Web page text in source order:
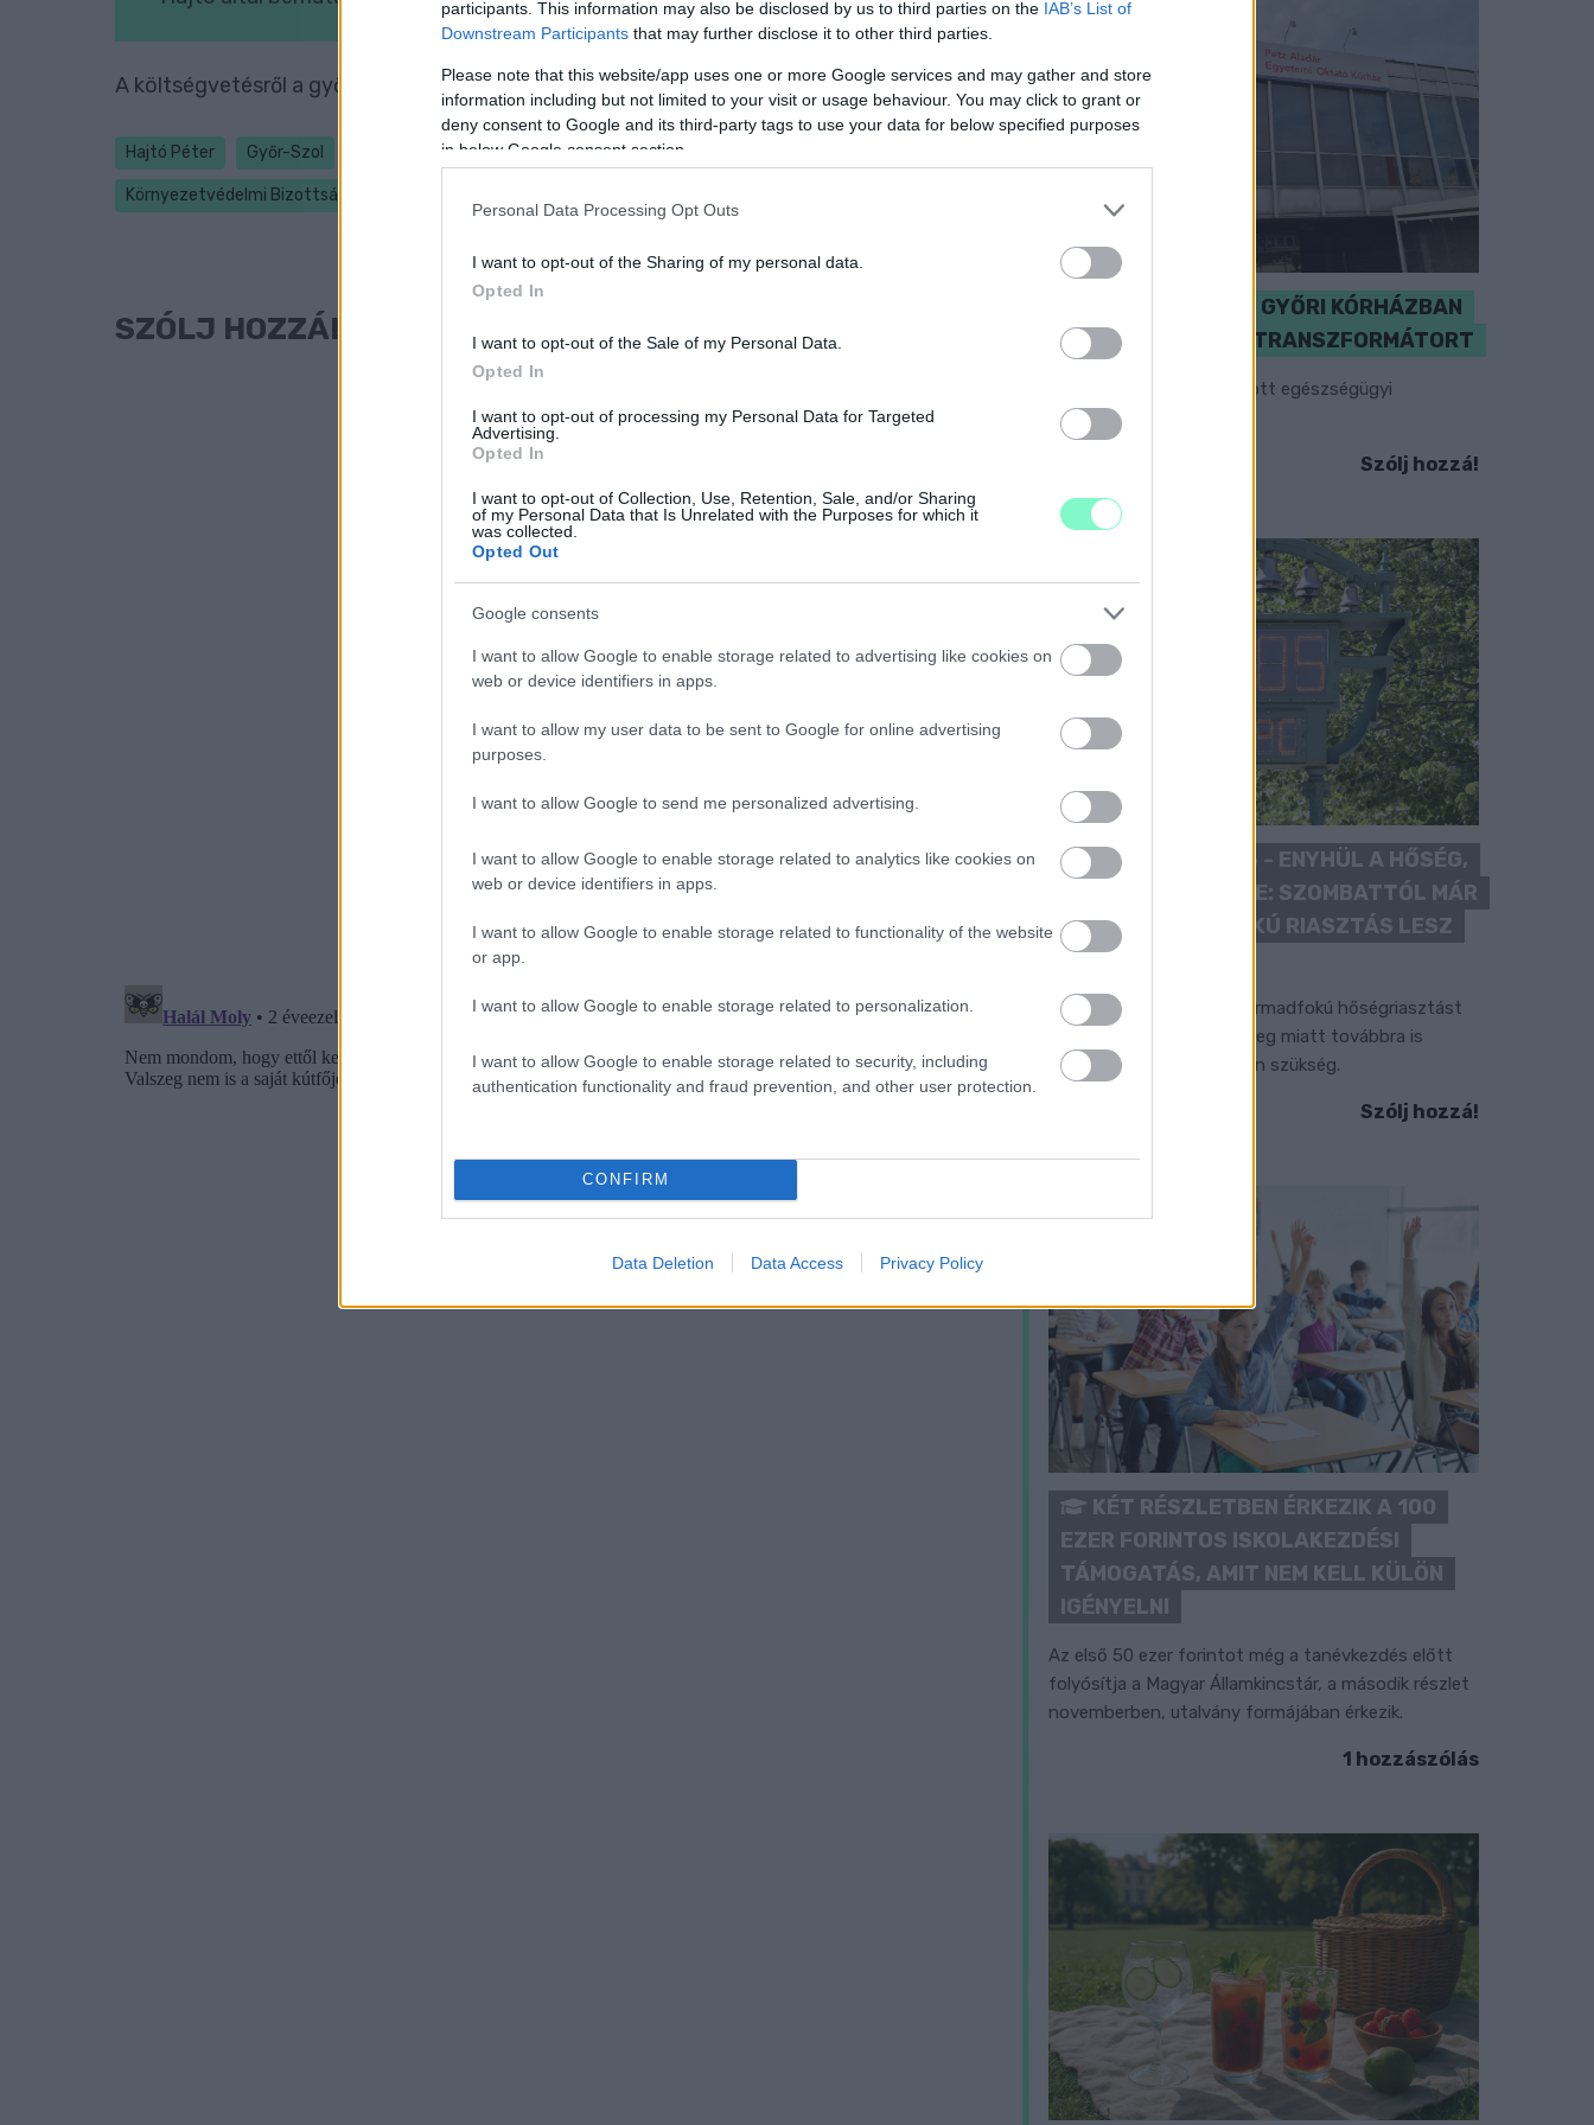
participants. This information may also be disclosed by us to third parties on the IAB’s List of
Downstream Participants that may further disclose it to other third parties.
Please note that this website/app uses one or more Google services and may gather and store
information including but not limited to your visit or usage behaviour. You may click to grant or
deny consent to Google and its third-party tags to use your data for below specified purposes
in below Google consent section.
Personal Data Processing Opt Outs
I want to opt-out of the Sharing of my personal data.
Opted In
I want to opt-out of the Sale of my Personal Data.
Opted In
I want to opt-out of processing my Personal Data for Targeted
Advertising.
Opted In
I want to opt-out of Collection, Use, Retention, Sale, and/or Sharing
of my Personal Data that Is Unrelated with the Purposes for which it
was collected.
Opted Out
Google consents
I want to allow Google to enable storage related to advertising like cookies on
web or device identifiers in apps.
I want to allow my user data to be sent to Google for online advertising
purposes.
I want to allow Google to send me personalized advertising.
I want to allow Google to enable storage related to analytics like cookies on
web or device identifiers in apps.
I want to allow Google to enable storage related to functionality of the website
or app.
I want to allow Google to enable storage related to personalization.
I want to allow Google to enable storage related to security, including
authentication functionality and fraud prevention, and other user protection.
CONFIRM
Data Deletion Data Access Privacy Policy
A költségvetésről a győri közgyűlés jövő kedden dönt.
Hajtó Péter Győr-Szol Győr-Szol Zrt. WHB Facility Management Kft.
Környezetvédelmi Bizottság
SZÓLJ HOZZÁ!
KICSERÉLTÉK A GYŐRI KÓRHÁZBAN
MEGHIBÁSODOTT TRANSZFORMÁTORT
Megkezdték az elhalasztott egészségügyi
ellátásokat.
Szólj hozzá!
KÁNIKULA 2026 - ENYHÜL A HŐSÉG,
DE MÉG NINCS VÉGE: SZOMBATTÓL MÁR
“CSAK” MÁSODFOKÚ RIASZTÁS LESZ
ÉRVÉNYBEN
A július vége óta tartó harmadfokú hőségriasztást
mérséklik, de a tartós meleg miatt továbbra is
fokozott óvatosságra van szükség.
Szólj hozzá!
KÉT RÉSZLETBEN ÉRKEZIK A 100
EZER FORINTOS ISKOLAKEZDÉSI
TÁMOGATÁS, AMIT NEM KELL KÜLÖN
IGÉNYELNI
Az első 50 ezer forintot még a tanévkezdés előtt
folyósítja a Magyar Államkincstár, a második részlet
novemberben, utalvány formájában érkezik.
1 hozzászólás